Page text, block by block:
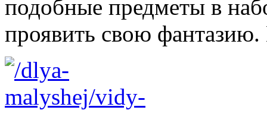
подобные предметы в
проявить свою